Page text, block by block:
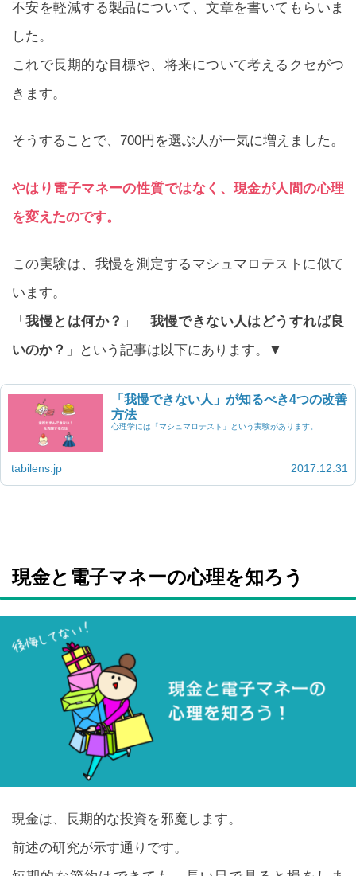
不安を軽減する製品について、文章を書いてもらいま
した。
これで長期的な目標や、将来について考えるクセがつ
きます。
そうすることで、700円を選ぶ人が一気に増えました。
やはり電子マネーの性質ではなく、現金が人間の心理
を変えたのです。
この実験は、我慢を測定するマシュマロテストに似て
います。
「我慢とは何か？ 」「我慢できない人はどうすれば良
いのか？ 」という記事は以下にあります。▼
「我慢できない人」が知るべき4つの改善
方法
心理学には「マシュマロテスト」という実験があります。
tabilens.jp 2017.12.31
現金と電子マネーの心理を知ろう
現金は、長期的な投資を邪魔します。
前述の研究が示す通りです。